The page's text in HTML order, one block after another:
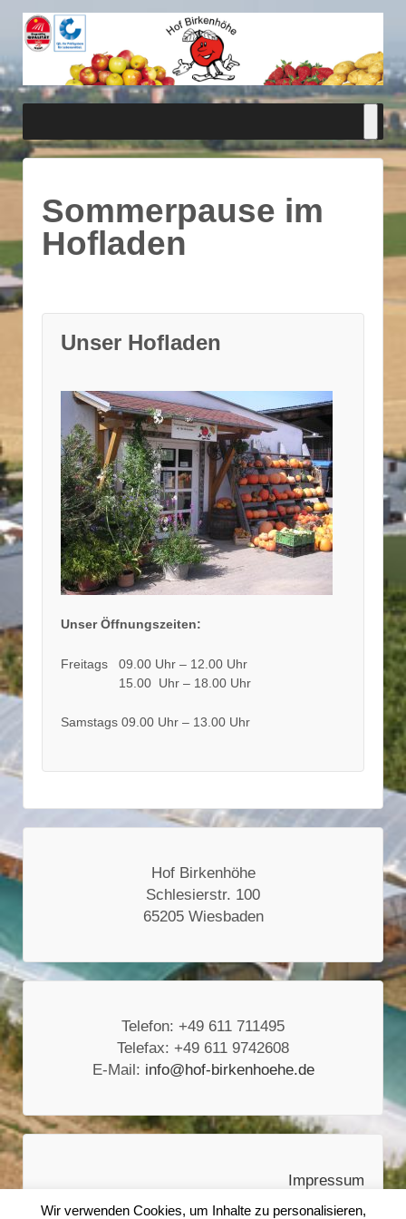
Sommerpause im
Hofladen
Unser Hofladen
Unser Öffnungszeiten:
Freitags 09.00 Uhr – 12.00 Uhr
15.00 Uhr – 18.00 Uhr
Samstags 09.00 Uhr – 13.00 Uhr
Hof Birkenhöhe
Schlesierstr. 100
65205 Wiesbaden
Telefon: +49 611 711495
Telefax: +49 611 9742608
E-Mail: info@hof-birkenhoehe.de
Impressum
Wir verwenden Cookies, um Inhalte zu personalisieren,